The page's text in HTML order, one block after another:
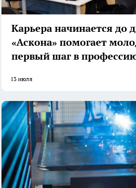
Карьера начинается до
«Аскона» помогает
первый шаг в
13 июля